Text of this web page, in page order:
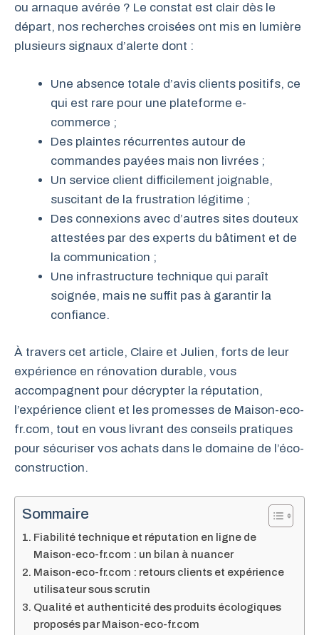
ou arnaque avérée ? Le constat est clair dès le
départ, nos recherches croisées ont mis en lumière
plusieurs signaux d’alerte dont :
Une absence totale d’avis clients positifs, ce
qui est rare pour une plateforme e-
commerce ;
Des plaintes récurrentes autour de
commandes payées mais non livrées ;
Un service client difficilement joignable,
suscitant de la frustration légitime ;
Des connexions avec d’autres sites douteux
attestées par des experts du bâtiment et de
la communication ;
Une infrastructure technique qui paraît
soignée, mais ne suffit pas à garantir la
confiance.
À travers cet article, Claire et Julien, forts de leur
expérience en rénovation durable, vous
accompagnent pour décrypter la réputation,
l’expérience client et les promesses de Maison-eco-
fr.com, tout en vous livrant des conseils pratiques
pour sécuriser vos achats dans le domaine de l’éco-
construction.
Sommaire
Fiabilité technique et réputation en ligne de
Maison-eco-fr.com : un bilan à nuancer
Maison-eco-fr.com : retours clients et expérience
utilisateur sous scrutin
Qualité et authenticité des produits écologiques
proposés par Maison-eco-fr.com